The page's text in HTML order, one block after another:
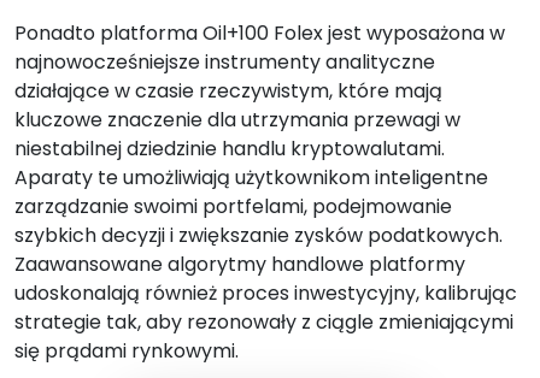
Ponadto platforma Oil+100 Folex jest wyposażona w
najnowocześniejsze instrumenty analityczne
działające w czasie rzeczywistym, które mają
kluczowe znaczenie dla utrzymania przewagi w
niestabilnej dziedzinie handlu kryptowalutami.
Aparaty te umożliwiają użytkownikom inteligentne
zarządzanie swoimi portfelami, podejmowanie
szybkich decyzji i zwiększanie zysków podatkowych.
Zaawansowane algorytmy handlowe platformy
udoskonalają również proces inwestycyjny, kalibrując
strategie tak, aby rezonowały z ciągle zmieniającymi
się prądami rynkowymi.